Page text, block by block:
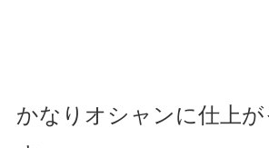
かなりオシャンに仕上が